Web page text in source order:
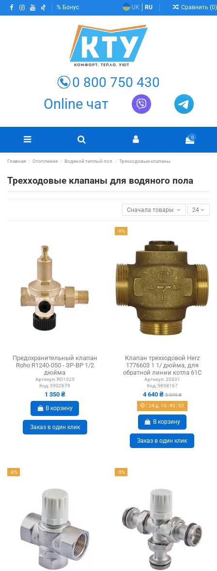
Бонус UK RU Сравнить (0)
0 800 750 430
Online чат
0
Главная Отопление Водяной теплый пол Трехходовые клапаны
Трехходовые клапаны для водяного пола
Сначала товары в наличии
24
Предохранительный клапан
Roho R1240-050 - ЗР-ВР 1/2
дюйма
Артикул: RO1025
Код: 5902679
1 350 ₴
В корзину
Заказ в один клик
-9%
Клапан трехходовой Herz
1776603 1 1/ дюйма, для
обратной линии котла 61С
Артикул:20331
Код: 5898167
4 640 ₴ 5 099 ₴
24д. 10 :45: 51
В корзину
Заказ в один клик
-8% -5%